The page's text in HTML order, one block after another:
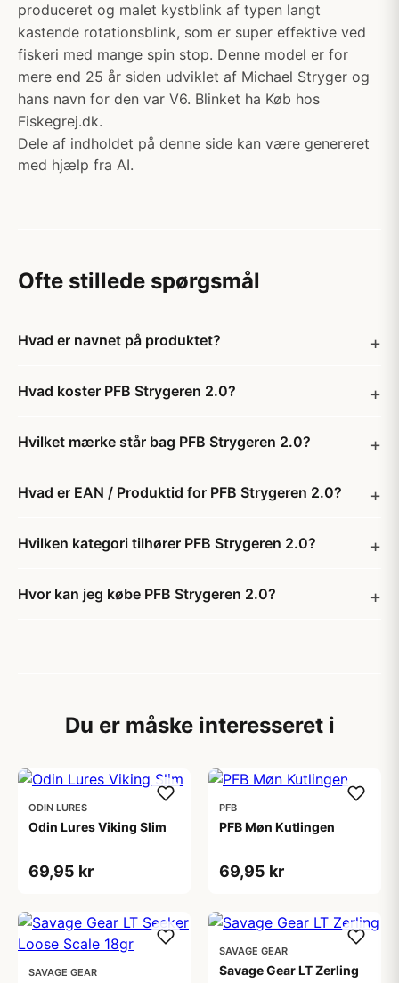
produceret og malet kystblink af typen langt
kastende rotationsblink, som er super effektive ved
fiskeri med mange spin stop. Denne model er for
mere end 25 år siden udviklet af Michael Stryger og
hans navn for den var V6. Blinket ha Køb hos
Fiskegrej.dk.
Dele af indholdet på denne side kan være genereret
med hjælp fra AI.
Ofte stillede spørgsmål
Hvad er navnet på produktet?
Hvad koster PFB Strygeren 2.0?
Hvilket mærke står bag PFB Strygeren 2.0?
Hvad er EAN / Produktid for PFB Strygeren 2.0?
Hvilken kategori tilhører PFB Strygeren 2.0?
Hvor kan jeg købe PFB Strygeren 2.0?
Du er måske interesseret i
ODIN LURES
Odin Lures Viking Slim
69,95 kr
PFB
PFB Møn Kutlingen
69,95 kr
SAVAGE GEAR
SAVAGE GEAR
Savage Gear LT Zerling